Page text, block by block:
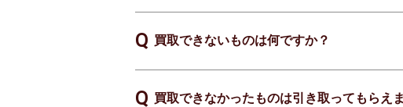
買取できないものは何ですか？
買取できなかったものは引き取ってもらえ